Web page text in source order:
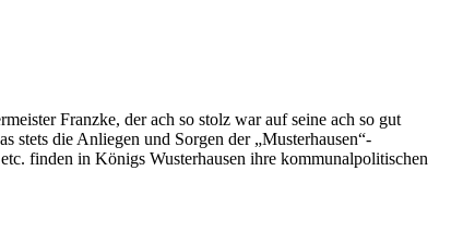
Franzke, der ach so stolz war auf seine ach so gut
stets die Anliegen und Sorgen der „Musterhausen“-
finden in Königs Wusterhausen ihre kommunalpolitischen